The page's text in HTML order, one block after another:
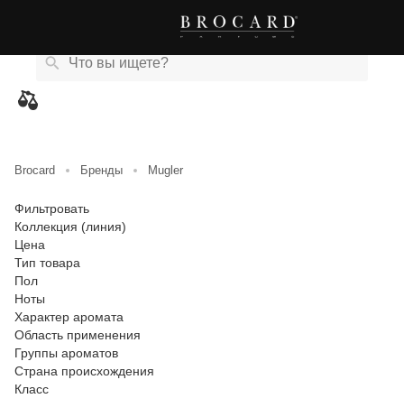
Brocard Бренды Mugler
Фильтровать
Коллекция (линия)
Цена
Тип товара
Пол
Ноты
Характер аромата
Область применения
Группы ароматов
Страна происхождения
Класс